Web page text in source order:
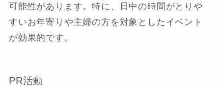
可能性があります。特に、日中の時間がとりや
すいお年寄りや主婦の方を対象としたイベント
が効果的です。
PR活動